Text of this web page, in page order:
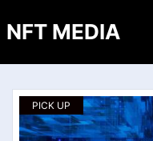
NFT MEDIA
PICK UP